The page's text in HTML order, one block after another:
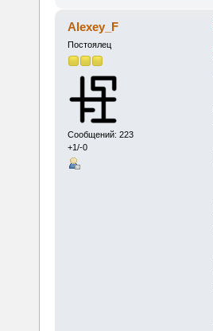
Alexey_F
Постоялец
Сообщений: 223
+1/-0